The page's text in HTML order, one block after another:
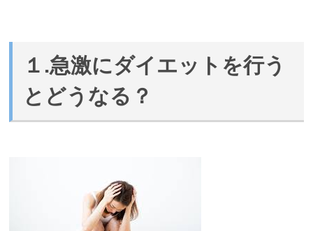
１.急激にダイエットを行う
とどうなる？